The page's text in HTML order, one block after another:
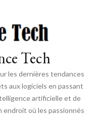
Tech
les dernières tendances
aux logiciels en passant
artificielle et de
où les passionnés